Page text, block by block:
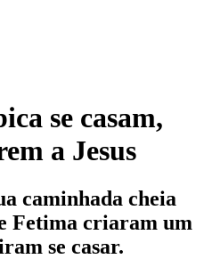
se casam,
a Jesus
caminhada cheia
Fetima criaram um
se casar.